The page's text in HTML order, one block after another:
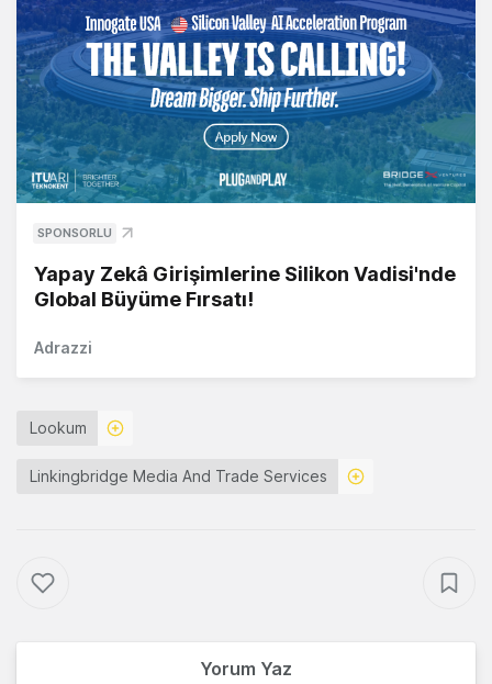
SPONSORLU
Yapay Zekâ Girişimlerine Silikon Vadisi'nde
Global Büyüme Fırsatı!
Adrazzi
Lookum
Linkingbridge Media And Trade Services
Yorum Yaz